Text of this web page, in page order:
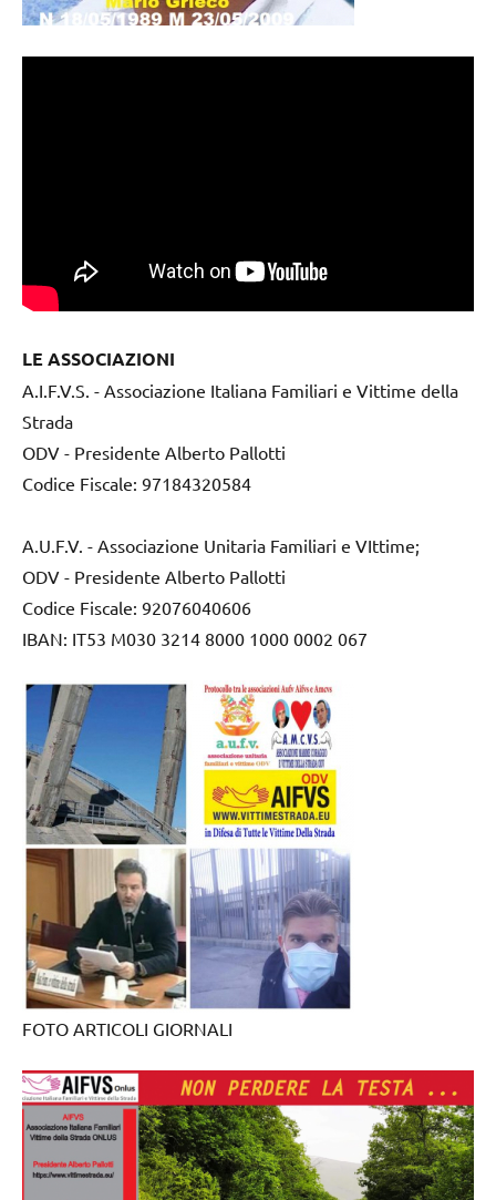
LE ASSOCIAZIONI
A.I.F.V.S. - Associazione Italiana Familiari e Vittime della
Strada
ODV - Presidente Alberto Pallotti
Codice Fiscale: 97184320584
A.U.F.V. - Associazione Unitaria Familiari e VIttime;
ODV - Presidente Alberto Pallotti
Codice Fiscale: 92076040606
IBAN: IT53 M030 3214 8000 1000 0002 067
FOTO ARTICOLI GIORNALI